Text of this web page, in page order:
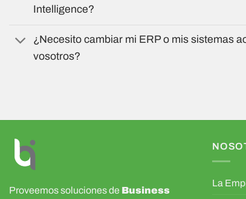
Intelligence?
¿Necesito cambiar mi ERP o mis sistemas
vosotros?
Proveemos soluciones de Business
La